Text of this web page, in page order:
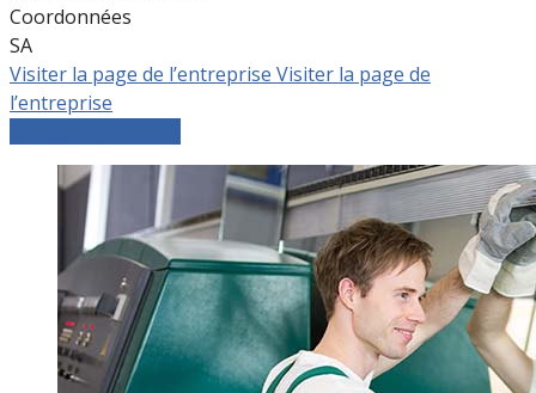
Coordonnées
SA
Visiter la page de l’entreprise Visiter la page de
l’entreprise